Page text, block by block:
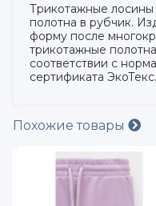
Трикотажные лосины
полотна в рубчик.
форму после
трикотажные
соответствии с
сертификата ЭкоТекс.
Похожие товары